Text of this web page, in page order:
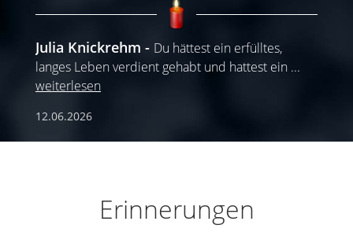
Julia Knickrehm
Du hättest ein erfülltes,
langes Leben verdient gehabt und hattest ein ...
weiterlesen
12.06.2026
Erinnerungen